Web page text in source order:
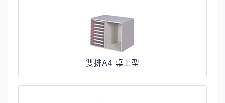
雙排A4 桌上型